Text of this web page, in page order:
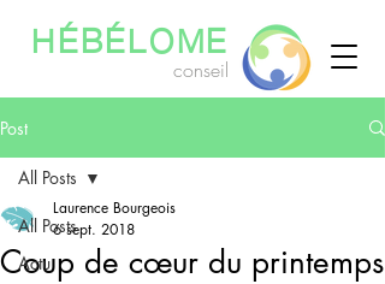
HÉBÉLOME
conseil
Post
All Posts
Actu
All Posts
Coup de cœur du printemps
Laurence Bourgeois
6 sept. 2018